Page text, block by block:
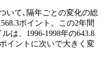
いて､隔年ごとの変化の総
ポイント。この2年間
は、1996-1998年の643.8
イントに次いで大きく変